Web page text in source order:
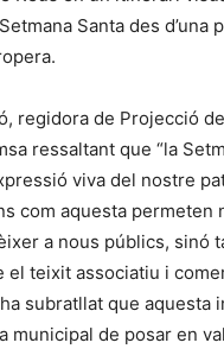
Santa des d’una
regidora de Projecció
ressaltant que “la
viva del nostre
com aquesta permeten
a nous públics, sinó
el teixit associatiu i
subratllat que aquesta
municipal de posar en